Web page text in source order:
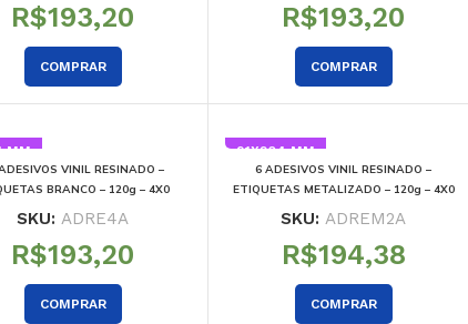
R$
COMPRAR
R$
COMPRAR
MM
VINIL RESINADO –
BRANCO – 120g – 4X0
SKU:ADRE4A
R$
COMPRAR
91X204 MM
6 ADESIVOS VINIL RESINADO –
ETIQUETAS METALIZADO – 120g – 4X0
SKU:ADREM2A
R$
COMPRAR